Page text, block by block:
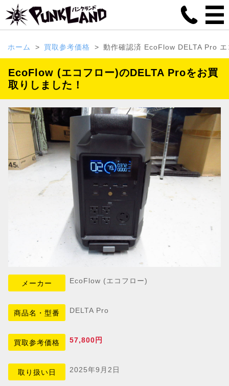
ホーム 買取参考価格 動作確認済 EcoFlow DELTA Pro
EcoFlow (エコフロー)のDELTA Proをお買
取りしました！
メーカー EcoFlow (エコフロー)
商品名・型番 DELTA Pro
買取参考価格 57,800円
取り扱い日 2025年9月2日